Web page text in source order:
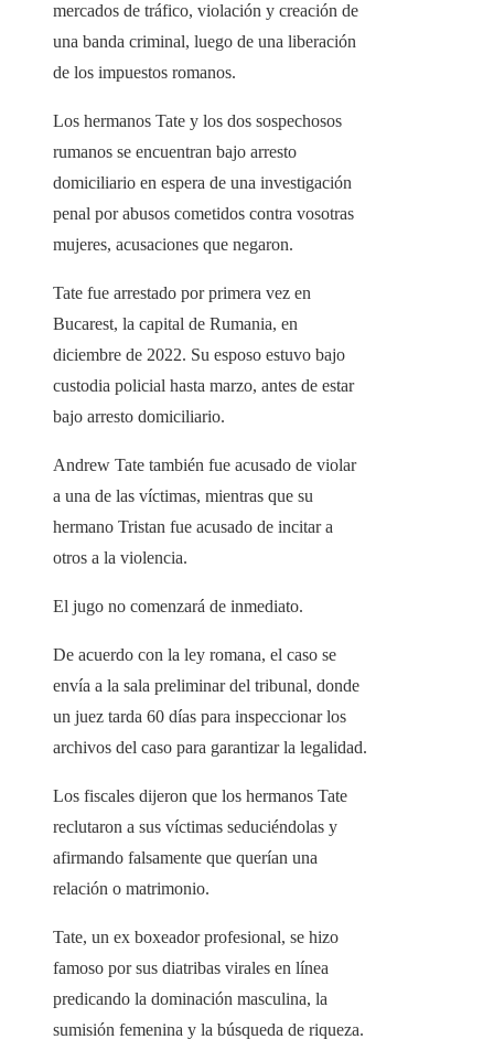
mercados de tráfico, violación y creación de
una banda criminal, luego de una liberación
de los impuestos romanos.
Los hermanos Tate y los dos sospechosos
rumanos se encuentran bajo arresto
domiciliario en espera de una investigación
penal por abusos cometidos contra vosotras
mujeres, acusaciones que negaron.
Tate fue arrestado por primera vez en
Bucarest, la capital de Rumania, en
diciembre de 2022. Su esposo estuvo bajo
custodia policial hasta marzo, antes de estar
bajo arresto domiciliario.
Andrew Tate también fue acusado de violar
a una de las víctimas, mientras que su
hermano Tristan fue acusado de incitar a
otros a la violencia.
El jugo no comenzará de inmediato.
De acuerdo con la ley romana, el caso se
envía a la sala preliminar del tribunal, donde
un juez tarda 60 días para inspeccionar los
archivos del caso para garantizar la legalidad.
Los fiscales dijeron que los hermanos Tate
reclutaron a sus víctimas seduciéndolas y
afirmando falsamente que querían una
relación o matrimonio.
Tate, un ex boxeador profesional, se hizo
famoso por sus diatribas virales en línea
predicando la dominación masculina, la
sumisión femenina y la búsqueda de riqueza.